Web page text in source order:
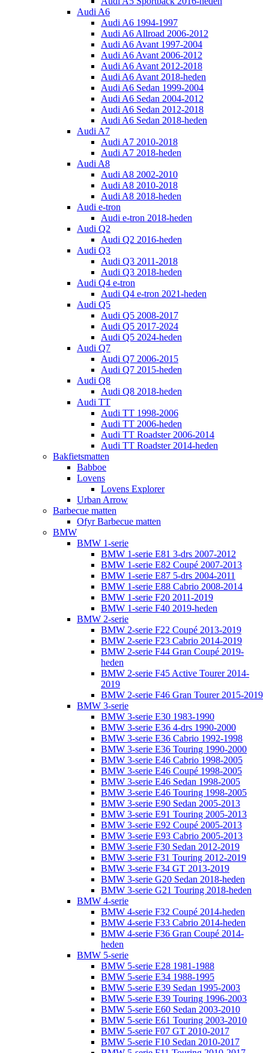
Audi A6
Audi A6 1994-1997
Audi A6 Allroad 2006-2012
Audi A6 Avant 1997-2004
Audi A6 Avant 2006-2012
Audi A6 Avant 2012-2018
Audi A6 Avant 2018-heden
Audi A6 Sedan 1999-2004
Audi A6 Sedan 2004-2012
Audi A6 Sedan 2012-2018
Audi A6 Sedan 2018-heden
Audi A7
Audi A7 2010-2018
Audi A7 2018-heden
Audi A8
Audi A8 2002-2010
Audi A8 2010-2018
Audi A8 2018-heden
Audi e-tron
Audi e-tron 2018-heden
Audi Q2
Audi Q2 2016-heden
Audi Q3
Audi Q3 2011-2018
Audi Q3 2018-heden
Audi Q4 e-tron
Audi Q4 e-tron 2021-heden
Audi Q5
Audi Q5 2008-2017
Audi Q5 2017-2024
Audi Q5 2024-heden
Audi Q7
Audi Q7 2006-2015
Audi Q7 2015-heden
Audi Q8
Audi Q8 2018-heden
Audi TT
Audi TT 1998-2006
Audi TT 2006-heden
Audi TT Roadster 2006-2014
Audi TT Roadster 2014-heden
Bakfietsmatten
Babboe
Lovens
Lovens Explorer
Urban Arrow
Barbecue matten
Ofyr Barbecue matten
BMW
BMW 1-serie
BMW 1-serie E81 3-drs 2007-2012
BMW 1-serie E82 Coupé 2007-2013
BMW 1-serie E87 5-drs 2004-2011
BMW 1-serie E88 Cabrio 2008-2014
BMW 1-serie F20 2011-2019
BMW 1-serie F40 2019-heden
BMW 2-serie
BMW 2-serie F22 Coupé 2013-2019
BMW 2-serie F23 Cabrio 2014-2019
BMW 2-serie F44 Gran Coupé 2019-
heden
BMW 2-serie F45 Active Tourer 2014-
2019
BMW 2-serie F46 Gran Tourer 2015-2019
BMW 3-serie
BMW 3-serie E30 1983-1990
BMW 3-serie E36 4-drs 1990-2000
BMW 3-serie E36 Cabrio 1992-1998
BMW 3-serie E36 Touring 1990-2000
BMW 3-serie E46 Cabrio 1998-2005
BMW 3-serie E46 Coupé 1998-2005
BMW 3-serie E46 Sedan 1998-2005
BMW 3-serie E46 Touring 1998-2005
BMW 3-serie E90 Sedan 2005-2013
BMW 3-serie E91 Touring 2005-2013
BMW 3-serie E92 Coupé 2005-2013
BMW 3-serie E93 Cabrio 2005-2013
BMW 3-serie F30 Sedan 2012-2019
BMW 3-serie F31 Touring 2012-2019
BMW 3-serie F34 GT 2013-2019
BMW 3-serie G20 Sedan 2018-heden
BMW 3-serie G21 Touring 2018-heden
BMW 4-serie
BMW 4-serie F32 Coupé 2014-heden
BMW 4-serie F33 Cabrio 2014-heden
BMW 4-serie F36 Gran Coupé 2014-
heden
BMW 5-serie
BMW 5-serie E28 1981-1988
BMW 5-serie E34 1988-1995
BMW 5-serie E39 Sedan 1995-2003
BMW 5-serie E39 Touring 1996-2003
BMW 5-serie E60 Sedan 2003-2010
BMW 5-serie E61 Touring 2003-2010
BMW 5-serie F07 GT 2010-2017
BMW 5-serie F10 Sedan 2010-2017